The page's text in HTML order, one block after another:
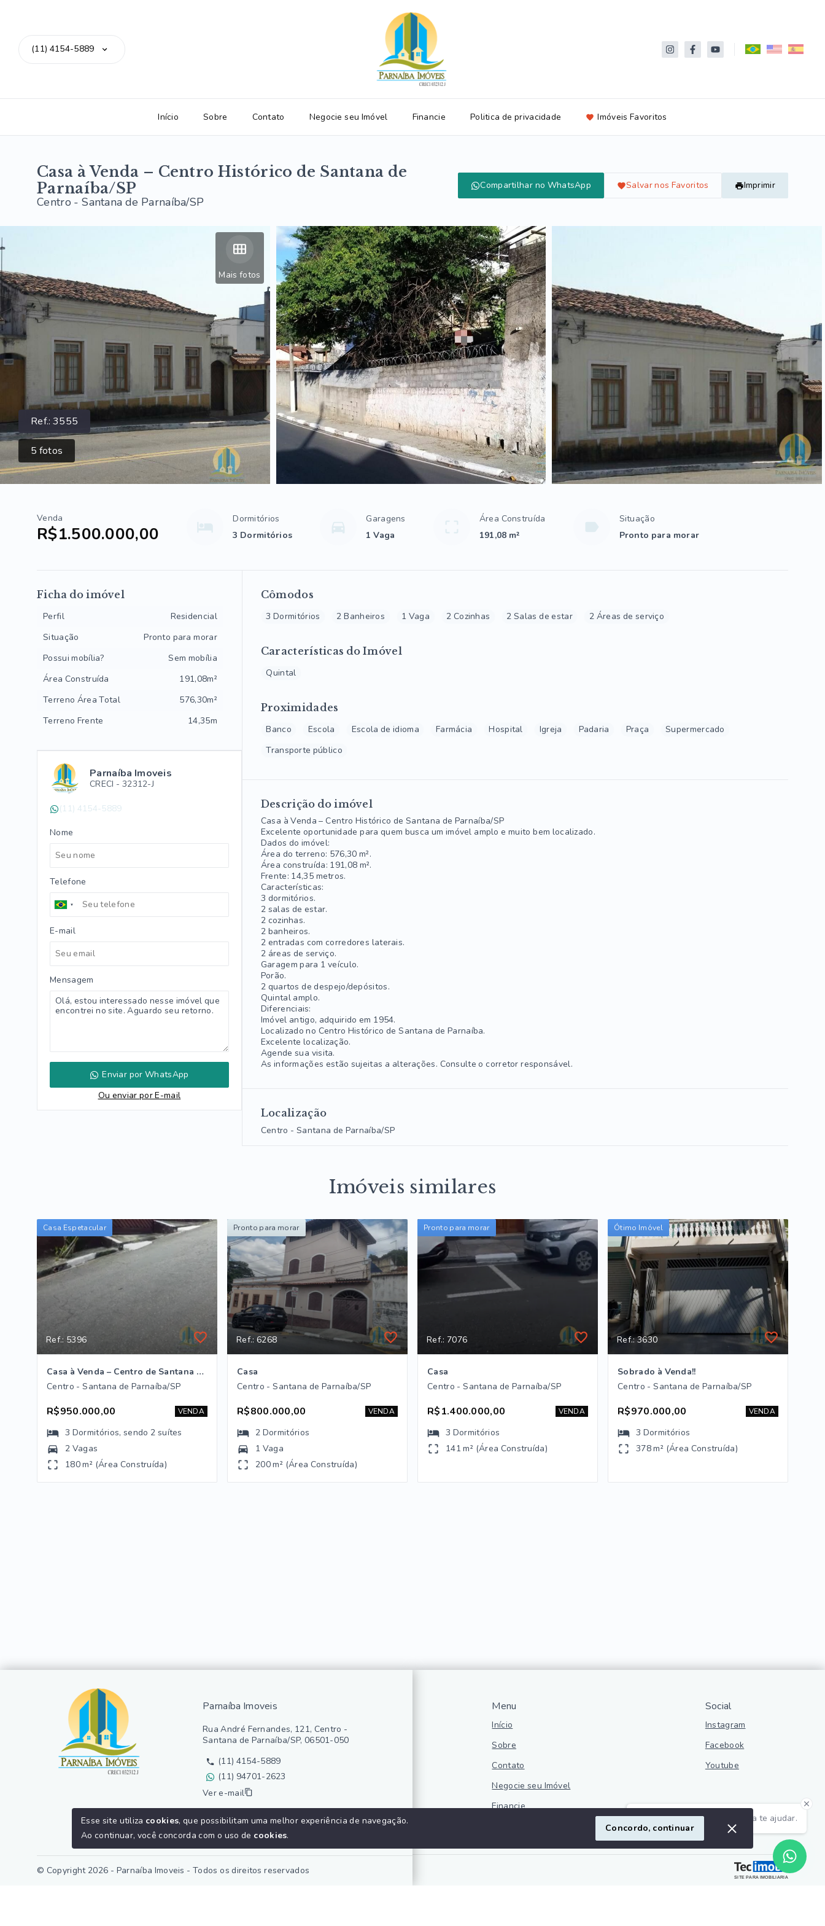
(11) 4154-5889
Início Sobre Contato Negocie seu Imóvel Financie Politica de privacidade Imóveis Favoritos
Casa à Venda – Centro Histórico de Santana de
Parnaíba/SP
Centro - Santana de Parnaíba/SP
Compartilhar no WhatsApp Salvar nos Favoritos Imprimir
Ref.:3555
5 fotos
Mais fotos
Venda
R$1.500.000,00
Dormitórios
3 Dormitórios
Garagens
1 Vaga
Área Construída
191,08 m²
Situação
Pronto para morar
Cômodos
3 Dormitórios 2 Banheiros 1 Vaga 2 Cozinhas 2 Salas de estar 2 Áreas de serviço
Características do Imóvel
Quintal
Proximidades
Banco Escola Escola de idioma Farmácia Hospital Igreja Padaria Praça
Supermercado
Transporte público
Descrição do imóvel
Casa à Venda – Centro Histórico de Santana de Parnaíba/SP
Excelente oportunidade para quem busca um imóvel amplo e muito bem localizado.
Dados do imóvel:
Área do terreno: 576,30 m².
Área construída: 191,08 m².
Frente: 14,35 metros.
Características:
3 dormitórios.
2 salas de estar.
2 cozinhas.
2 banheiros.
2 entradas com corredores laterais.
2 áreas de serviço.
Garagem para 1 veículo.
Porão.
2 quartos de despejo/depósitos.
Quintal amplo.
Diferenciais:
Imóvel antigo, adquirido em 1954.
Localizado no Centro Histórico de Santana de Parnaíba.
Excelente localização.
Agende sua visita.
As informações estão sujeitas a alterações. Consulte o corretor responsável.
Localização
Centro - Santana de Parnaíba/SP
Ficha do imóvel
Perfil
Residencial
Situação
Pronto para morar
Possui mobília?
Sem mobília
Área Construída
191,08m²
Terreno Área Total
576,30m²
Terreno Frente
14,35m
Parnaíba Imoveis
CRECI - 32312-J
(11) 4154-5889
Nome
Telefone
E-mail
Mensagem
Enviar por WhatsApp
Ou enviar por E-mail
Imóveis similares
Casa Espetacular
Ref.: 5396
Casa à Venda – Centro de Santana de Parnaíba/SP
Centro - Santana de Parnaíba/SP
R$950.000,00 VENDA
3 Dormitórios, sendo 2 suítes
2 Vagas
180 m² (Área Construída)
Pronto para morar
Ref.: 6268
Casa
Centro - Santana de Parnaíba/SP
R$800.000,00 VENDA
2 Dormitórios
1 Vaga
200 m² (Área Construída)
Pronto para morar
Ref.: 7076
Casa
Centro - Santana de Parnaíba/SP
R$1.400.000,00 VENDA
3 Dormitórios
141 m² (Área Construída)
Ótimo Imóvel
Ref.: 3630
Sobrado à Venda!!
Centro - Santana de Parnaíba/SP
R$970.000,00 VENDA
3 Dormitórios
378 m² (Área Construída)
Olá! Estamos disponíveis para te ajudar.
Menu
Início
Sobre
Contato
Negocie seu Imóvel
Financie
Social
Instagram
Facebook
Youtube
SITE PARA IMOBILIARIA
Parnaíba Imoveis
Rua André Fernandes, 121, Centro -
Santana de Parnaíba/SP, 06501-050
(11) 4154-5889
(11) 94701-2623
Ver e-mail
© Copyright 2026 - Parnaíba Imoveis - Todos os direitos reservados
Esse site utiliza cookies, que possibilitam uma melhor experiência de navegação.
Ao continuar, você concorda com o uso de cookies.
Concordo, continuar